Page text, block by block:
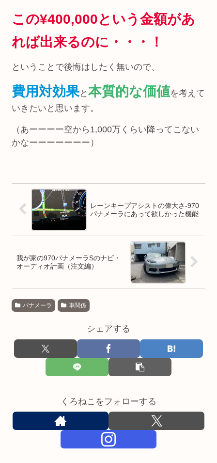
この¥400,000という金額があ
れば出来るのに・・・！
ということで後悔はしたく無いので、
費用対効果と 本質的な価値を考えて
いきたいと思います。
（あーーーー空から1,000万くらい降ってこない
かなーーーーーーー）
レーンキープアシストの偉大さ-970
パナメーラにあって欲しかった機能
我が家の970パナメーラSのナビ・
オーディオ計画（注文編）
パナメーラ 車関係
シェアする
くろねこをフォローする